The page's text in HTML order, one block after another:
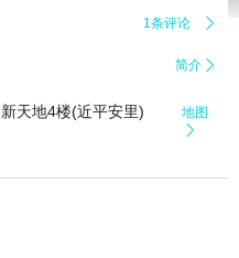
1条评论 
简介 
天地4楼(近平安里)
地图
